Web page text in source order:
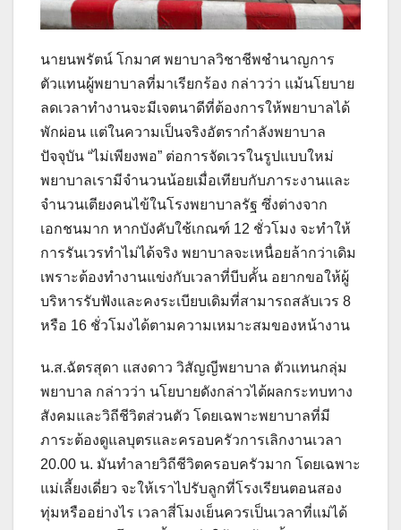
นายนพรัตน์ โกมาศ พยาบาลวิชาชีพชำนาญการ
ตัวแทนผู้พยาบาลที่มาเรียกร้อง กล่าวว่า แม้นโยบาย
ลดเวลาทำงานจะมีเจตนาดีที่ต้องการให้พยาบาลได้
พักผ่อน แต่ในความเป็นจริงอัตรากำลังพยาบาล
ปัจจุบัน “ไม่เพียงพอ” ต่อการจัดเวรในรูปแบบใหม่
พยาบาลเรามีจำนวนน้อยเมื่อเทียบกับภาระงานและ
จำนวนเตียงคนไข้ในโรงพยาบาลรัฐ ซึ่งต่างจาก
เอกชนมาก หากบังคับใช้เกณฑ์ 12 ชั่วโมง จะทำให้
การรันเวรทำไม่ได้จริง พยาบาลจะเหนื่อยล้ากว่าเดิม
เพราะต้องทำงานแข่งกับเวลาที่บีบคั้น อยากขอให้ผู้
บริหารรับฟังและคงระเบียบเดิมที่สามารถสลับเวร 8
หรือ 16 ชั่วโมงได้ตามความเหมาะสมของหน้างาน
น.ส.ฉัตรสุดา แสงดาว วิสัญญีพยาบาล ตัวแทนกลุ่ม
พยาบาล กล่าวว่า นโยบายดังกล่าวได้ผลกระทบทาง
สังคมและวิถีชีวิตส่วนตัว โดยเฉพาะพยาบาลที่มี
ภาระต้องดูแลบุตรและครอบครัวการเลิกงานเวลา
20.00 น. มันทำลายวิถีชีวิตครอบครัวมาก โดยเฉพาะ
แม่เลี้ยงเดี่ยว จะให้เราไปรับลูกที่โรงเรียนตอนสอง
ทุ่มหรืออย่างไร เวลาสี่โมงเย็นควรเป็นเวลาที่แม่ได้